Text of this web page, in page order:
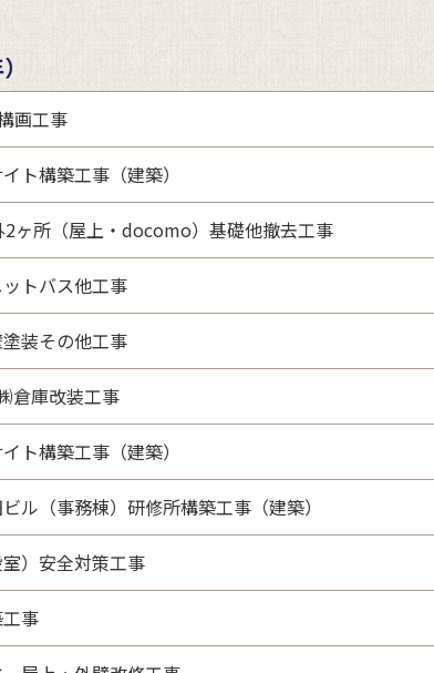
画工事
ト構築工事（建築）
ヶ所（屋上・docomo）基礎他撤去工事
トバス他工事
装その他工事
倉庫改装工事
ト構築工事（建築）
ル（事務棟）研修所構築工事（建築）
）安全対策工事
事